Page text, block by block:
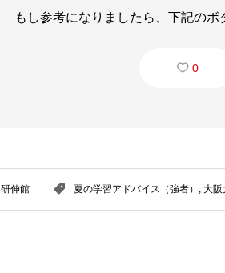
もし参考になりましたら、下記のボ
0
研伸館 夏の学習アドバイス（強者） , 大阪